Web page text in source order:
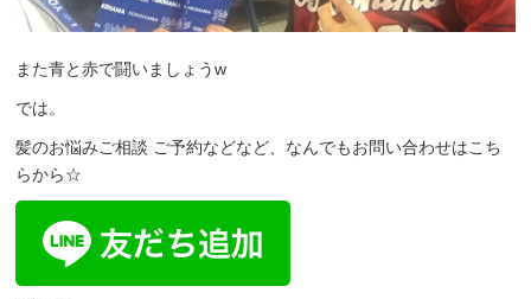
また青と赤で闘いましょうw
では。
髪のお悩みご相談 ご予約などなど、なんでもお問い合わせはこち
らから☆